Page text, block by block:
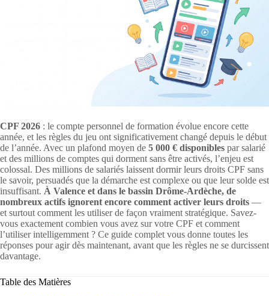
CPF 2026 : le compte personnel de formation évolue encore cette
année, et les règles du jeu ont significativement changé depuis le début
de l’année. Avec un plafond moyen de 5 000 € disponibles par salarié
et des millions de comptes qui dorment sans être activés, l’enjeu est
colossal. Des millions de salariés laissent dormir leurs droits CPF sans
le savoir, persuadés que la démarche est complexe ou que leur solde est
insuffisant. À Valence et dans le bassin Drôme-Ardèche, de
nombreux actifs ignorent encore comment activer leurs droits —
et surtout comment les utiliser de façon vraiment stratégique. Savez-
vous exactement combien vous avez sur votre CPF et comment
l’utiliser intelligemment ? Ce guide complet vous donne toutes les
réponses pour agir dès maintenant, avant que les règles ne se durcissent
davantage.
Table des Matières